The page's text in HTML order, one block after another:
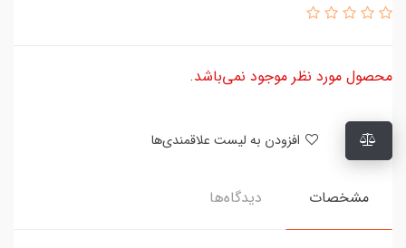
محصول مورد نظر موجود نمی‌باشد.
مشخصات دیدگاه‌ها